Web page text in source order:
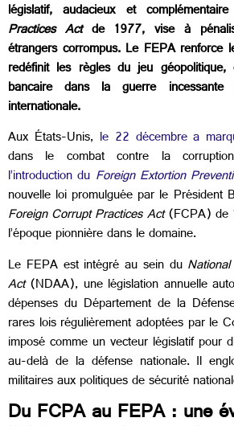
législatif, audacieux et
Practices Actde 1977, vise à
étrangers corrompus. Le FEPA renforce
redéfinit les règles du jeu
bancaire dans la guerre
internationale.
Aux États-Unis, le 22 décembre a
dans le combat contre la
l’introduction du Foreign Extortion
nouvelle loi promulguée par le Président
Foreign Corrupt Practices Act(FCPA) de
l’époque pionnière dans le domaine.
Le FEPA est intégré au sein du
Act(NDAA), une législation annuelle
dépenses du Département de la
rares lois régulièrement adoptées par le
imposé comme un vecteur législatif pour
au-delà de la défense nationale. Il
militaires aux politiques de sécurité
Du FCPA au FEPA : une